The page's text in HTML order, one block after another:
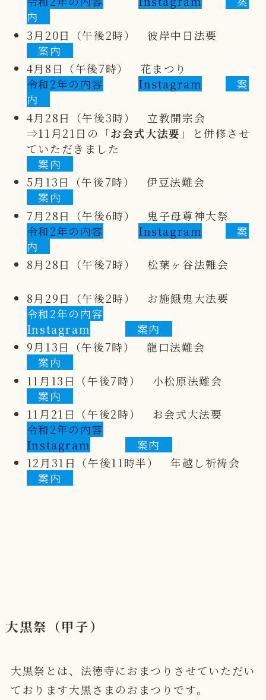
内
3月20日（午後2時） 彼岸中日法要
案内
4月8日（午後7時） 花まつり
令和2年の内容
Instagram
案
内
4月28日（午後3時） 立教開宗会
⇒11月21日の「お会式大法要 」と併修させ
ていただきました
案内
5月13日（午後7時） 伊豆法難会
案内
7月28日（午後6時） 鬼子母尊神大祭
令和2年の内容
Instagram
案
内
8月28日（午後7時） 松葉ヶ谷法難会
8月29日（午後2時） お施餓鬼大法要
令和2年の内容
Instagram
案内
9月13日（午後7時） 龍口法難会
案内
11月13日（午後7時） 小松原法難会
案内
11月21日（午後2時） お会式大法要
令和2年の内容
Instagram
案内
12月31日（午後11時半） 年越し祈祷会
案内
大黒祭（甲子）
大黒祭とは、法徳寺におまつりさせていただい
ております大黒さまのおまつりです。